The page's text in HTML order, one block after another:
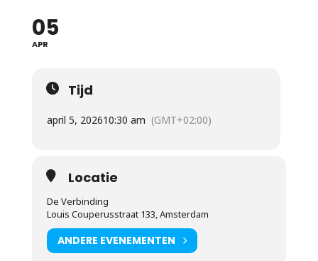
05
APR
Tijd
april 5, 202610:30 am (GMT+02:00)
Locatie
De Verbinding
Louis Couperusstraat 133, Amsterdam
ANDERE EVENEMENTEN